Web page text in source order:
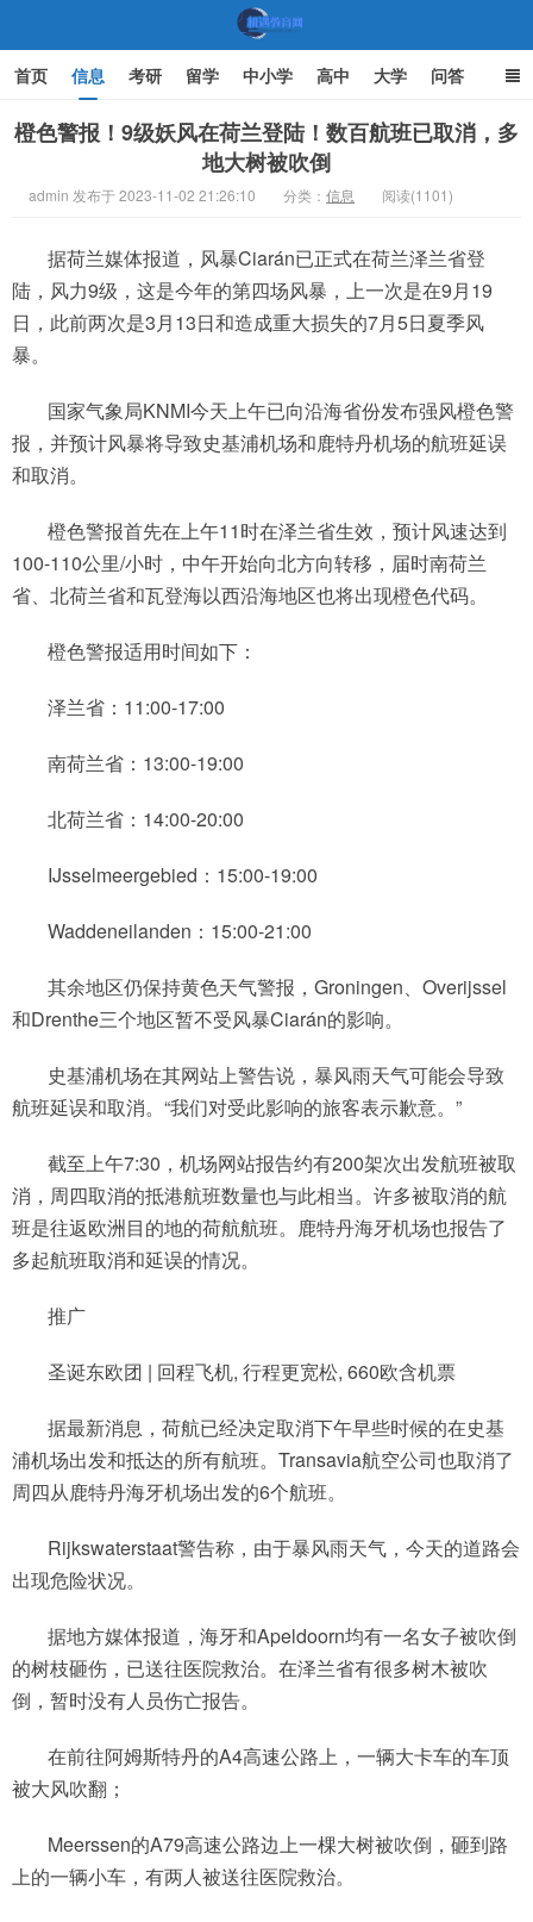
机遇教育网
首页 信息 考研 留学 中小学 高中 大学 问答
文化 家庭教育
橙色警报！9级妖风在荷兰登陆！数百航班已取消，多
地大树被吹倒
admin 发布于 2023-11-02 21:26:10 分类： 信息 阅读(1101)
据荷兰媒体报道，风暴Ciarán已正式在荷兰泽兰省登
陆，风力9级，这是今年的第四场风暴，上一次是在9月19
日，此前两次是3月13日和造成重大损失的7月5日夏季风
暴。
国家气象局KNMI今天上午已向沿海省份发布强风橙色警
报，并预计风暴将导致史基浦机场和鹿特丹机场的航班延误
和取消。
橙色警报首先在上午11时在泽兰省生效，预计风速达到
100-110公里/小时，中午开始向北方向转移，届时南荷兰
省、北荷兰省和瓦登海以西沿海地区也将出现橙色代码。
橙色警报适用时间如下：
泽兰省：11:00-17:00
南荷兰省：13:00-19:00
北荷兰省：14:00-20:00
IJsselmeergebied：15:00-19:00
Waddeneilanden：15:00-21:00
其余地区仍保持黄色天气警报，Groningen、Overijssel
和Drenthe三个地区暂不受风暴Ciarán的影响。
史基浦机场在其网站上警告说，暴风雨天气可能会导致
航班延误和取消。“我们对受此影响的旅客表示歉意。”
截至上午7:30，机场网站报告约有200架次出发航班被取
消，周四取消的抵港航班数量也与此相当。许多被取消的航
班是往返欧洲目的地的荷航航班。鹿特丹海牙机场也报告了
多起航班取消和延误的情况。
推广
圣诞东欧团 | 回程飞机, 行程更宽松, 660欧含机票
据最新消息，荷航已经决定取消下午早些时候的在史基
浦机场出发和抵达的所有航班。Transavia航空公司也取消了
周四从鹿特丹海牙机场出发的6个航班。
Rijkswaterstaat警告称，由于暴风雨天气，今天的道路会
出现危险状况。
据地方媒体报道，海牙和Apeldoorn均有一名女子被吹倒
的树枝砸伤，已送往医院救治。在泽兰省有很多树木被吹
倒，暂时没有人员伤亡报告。
在前往阿姆斯特丹的A4高速公路上，一辆大卡车的车顶
被大风吹翻；
Meerssen的A79高速公路边上一棵大树被吹倒，砸到路
上的一辆小车，有两人被送往医院救治。